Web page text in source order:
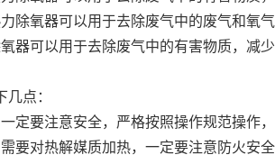
除氧器可以用于去除废气中的废气和氧气
器可以用于去除废气中的有害物质，减少
点：
定要注意安全，严格按照操作规范操作，
要对热解媒质加热，一定要注意防火安全